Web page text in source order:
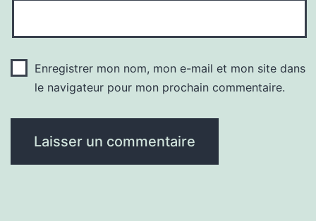
Enregistrer mon nom, mon e-mail et mon site dans
le navigateur pour mon prochain commentaire.